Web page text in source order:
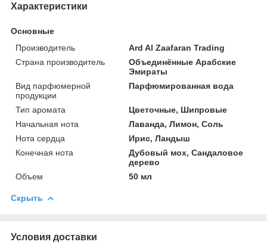
Характеристики
Основные
Производитель
Ard Al Zaafaran Trading
Страна производитель
Объединённые Арабские
Эмираты
Вид парфюмерной
продукции
Парфюмированная вода
Тип аромата
Цветочные, Шипровые
Начальная нота
Лаванда, Лимон, Соль
Нота сердца
Ирис, Ландыш
Конечная нота
Дубовый мох, Сандаловое
дерево
Объем
50 мл
Скрыть
Условия доставки